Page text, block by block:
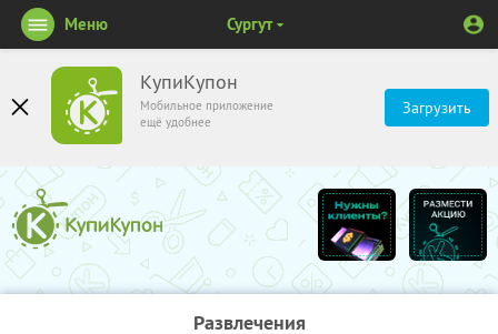
КупиКупон
Мобильное приложение
ещё удобнее
Загрузить
Меню Сургут
Развлечения